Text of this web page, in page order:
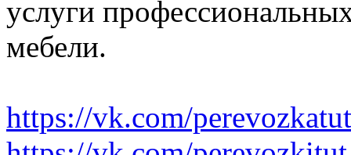
услуги
мебели.
https://vk.com/perevozkatut